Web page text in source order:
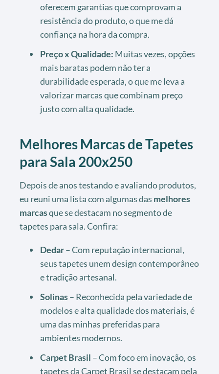
oferecem garantias que comprovam a
resistência do produto, o que me dá
confiança na hora da compra.
Preço x Qualidade: Muitas vezes, opções
mais baratas podem não ter a
durabilidade esperada, o que me leva a
valorizar marcas que combinam preço
justo com alta qualidade.
Melhores Marcas de Tapetes
para Sala 200x250
Depois de anos testando e avaliando produtos,
eu reuni uma lista com algumas das melhores
marcasque se destacam no segmento de
tapetes para sala. Confira:
Dedar– Com reputação internacional,
seus tapetes unem design contemporâneo
e tradição artesanal.
Solinas– Reconhecida pela variedade de
modelos e alta qualidade dos materiais, é
uma das minhas preferidas para
ambientes modernos.
Carpet Brasil – Com foco em inovação, os
tapetes da Carpet Brasil se destacam pela